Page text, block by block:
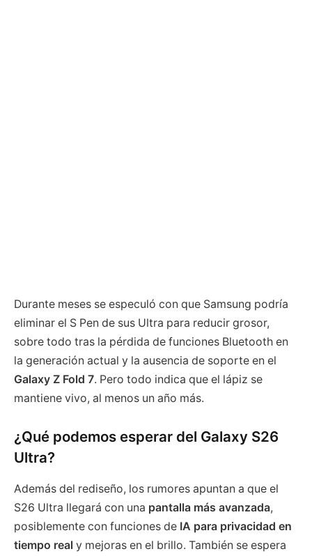
Durante meses se especuló con que Samsung podría
eliminar el S Pen de sus Ultra para reducir grosor,
sobre todo tras la pérdida de funciones Bluetooth en
la generación actual y la ausencia de soporte en el
Galaxy Z Fold 7. Pero todo indica que el lápiz se
mantiene vivo, al menos un año más.
¿Qué podemos esperar del Galaxy S26
Ultra?
Además del rediseño, los rumores apuntan a que el
S26 Ultra llegará con una pantalla más avanzada,
posiblemente con funciones de IA para privacidad en
tiempo real y mejoras en el brillo. También se espera